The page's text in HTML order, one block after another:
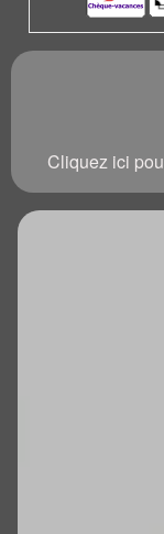
Cliquez ici